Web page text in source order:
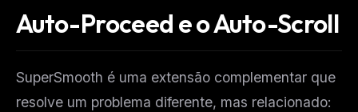
Auto-Proceed e o Auto-Scroll
SuperSmooth é uma extensão complementar que
resolve um problema diferente, mas relacionado: